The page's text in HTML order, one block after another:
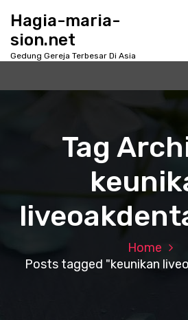
Hagia-maria-
sion.net
Gedung Gereja Terbesar Di Asia
Tag
Home
Posts tagged "keunikan